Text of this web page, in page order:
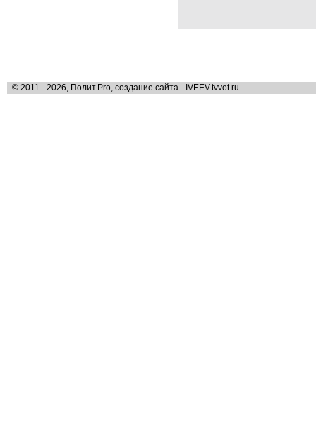
© 2011 - 2026, Полит.Pro, создание сайта - IVEEV.tvvot.ru